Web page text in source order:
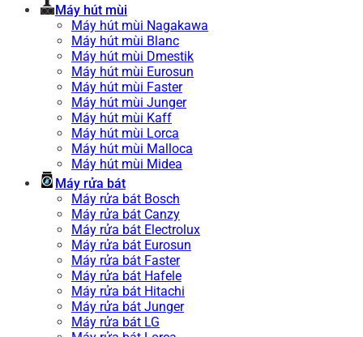
Máy hút mùi
Máy hút mùi Nagakawa
Máy hút mùi Blanc
Máy hút mùi Dmestik
Máy hút mùi Eurosun
Máy hút mùi Faster
Máy hút mùi Junger
Máy hút mùi Kaff
Máy hút mùi Lorca
Máy hút mùi Malloca
Máy hút mùi Midea
Máy rửa bát
Máy rửa bát Bosch
Máy rửa bát Canzy
Máy rửa bát Electrolux
Máy rửa bát Eurosun
Máy rửa bát Faster
Máy rửa bát Hafele
Máy rửa bát Hitachi
Máy rửa bát Junger
Máy rửa bát LG